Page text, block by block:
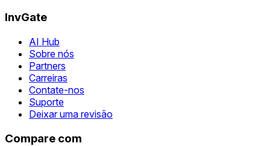
InvGate
AI Hub
Sobre nós
Partners
Carreiras
Contate-nos
Suporte
Deixar uma revisão
Compare com